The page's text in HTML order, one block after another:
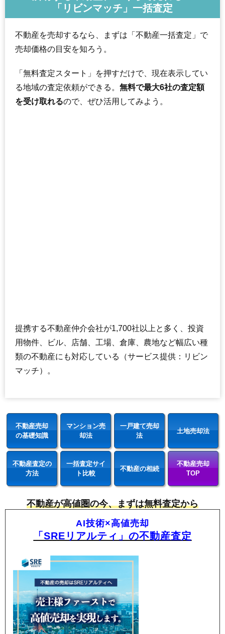
「リビンマッチ」一括査定
不動産を売却するなら、まずは「不動産一括査定」で
売却価格の目安を知ろう。
「無料査定スタート」を押すだけで、現在表示してい
る地域の査定依頼ができる。 無料で最大6社の査定額
を受け取れるので、ぜひ活用してみよう。
提携する不動産仲介会社が1,700社以上と多く、投資
用物件、ビル、店舗、工場、倉庫、農地など幅広い種
類の不動産にも対応している（サービス提供：リビン
マッチ）。
不動産売却
の基礎知識
マンション売
却法
一戸建て売却
法
土地売却法
不動産査定の
方法
一括査定サイ
ト比較
不動産の相続
不動産売却
TOP
不動産が高値圏の今、まずは無料査定から
AI技術×高値売却
「SREリアルティ」の不動産査定